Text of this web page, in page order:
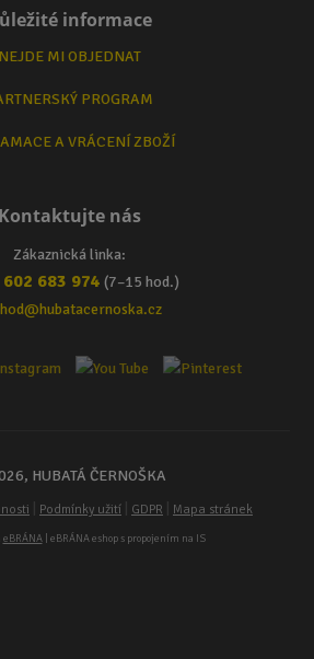
informace
NEJDE MI OBJEDNAT
PROGRAM
A VRÁCENÍ ZBOŽÍ
Kontaktujte nás
Zákaznická linka:
602 683 974 (7–15 hod.)
HUBATÁ ČERNOŠKA
Podmínky užití GDPR Mapa stránek
eBRÁNA| eBRÁNA eshop s propojením na IS